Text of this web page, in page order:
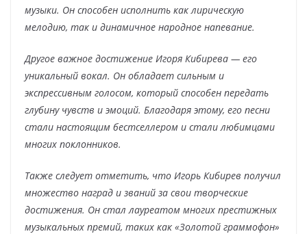
музыки. Он способен исполнить как лирическую
мелодию, так и динамичное народное напевание.
Другое важное достижение Игоря Кибирева — его
уникальный вокал. Он обладает сильным и
экспрессивным голосом, который способен передать
глубину чувств и эмоций. Благодаря этому, его песни
стали настоящим бестселлером и стали любимцами
многих поклонников.
Также следует отметить, что Игорь Кибирев получил
множество наград и званий за свои творческие
достижения. Он стал лауреатом многих престижных
музыкальных премий, таких как «Золотой граммофон»